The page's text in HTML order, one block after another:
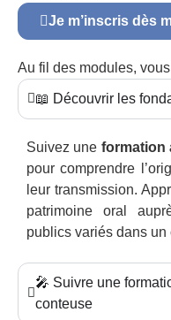
Je m’inscris dès
Au fil des modules,
📖 Découvrir les
Suivez une formation
pour comprendre
leur transmission.
patrimoine oral
publics variés dans un
🎤 Suivre une
conteuse